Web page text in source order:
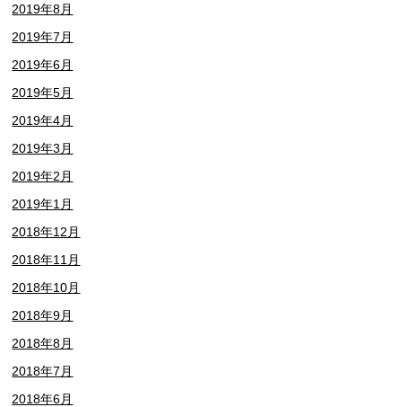
2019年8月
2019年7月
2019年6月
2019年5月
2019年4月
2019年3月
2019年2月
2019年1月
2018年12月
2018年11月
2018年10月
2018年9月
2018年8月
2018年7月
2018年6月